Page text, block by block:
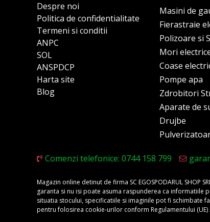
Despre noi
Politica de confidentialitate
Termeni si conditii
ANPC
SOL
ANSPDCP
Harta site
Blog
Masini de
Fierastraie
Polizoare si
Mori
Coase
Pompe apa
Zdrobitori
Aparate de
Drujbe
Comenzi telefonice: 0744 158 799
Magazin online detinut de firma SC EGOSPODARUL
garanta si nu isi poate asuma raspunderea ca informatiile
situatia stocului, specificatiile si imaginile pot fi schimbate
pentru folosirea cookie-urilor conform Regulamentului (UE)